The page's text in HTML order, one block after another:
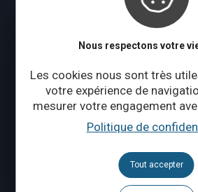
Nous respectons votre
Les cookies nous sont très
votre expérience de
mesurer votre engagement
Politique de
Tout accepter
Mardi à jeudi : 09:00
Vendredi à dimanche :
Qui sommes-nous ?
CONTACTEZ-
Suivez-nous